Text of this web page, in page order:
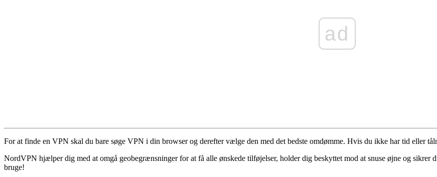
ad
For at finde en VPN skal du bare søge VPN i din browser og derefter vælge den med det bedste omdømme. Hvis du ikke har tid eller
NordVPN hjælper dig med at omgå geobegrænsninger for at få alle ønskede tilføjelser, holder dig beskyttet mod at snuse øjne og
bruge!